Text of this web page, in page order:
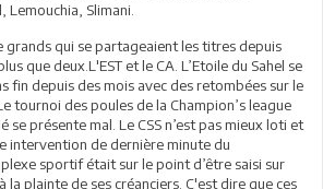
Slimani.
grands qui se partageaient les titres depuis
que deux.L'EST et le CA. L’Etoile du Sahel se
fin depuis des mois avec des retombées sur le
tournoi des poules de la Champion’s league
se présente mal. Le CSS n’est pas mieux loti et
intervention de dernière minute du
sportif était sur le point d’être saisi sur
la plainte de ses créanciers. C'est dire que ces